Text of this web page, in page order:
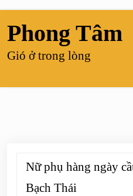
Phong Tâm
Gió ở trong lòng
Nữ phụ hàng ngày
Bạch Thái